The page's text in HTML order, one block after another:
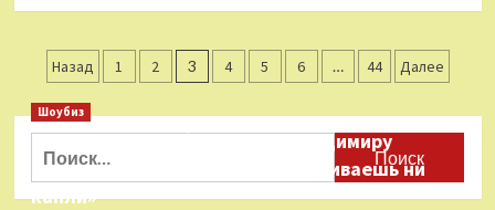
бороться
с
укрепить
иммунитет
Пагинация
записей
Назад 1 2 3 4 5 6 … 44 Далее
Шоубиз
Даня Милохин обратился к Владимиру
Соловьеву: «Ты меня не расстраиваешь ни
капли»